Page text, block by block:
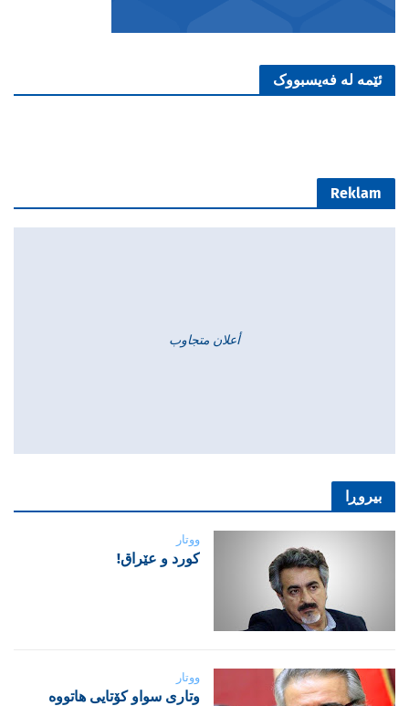
ئێمە لە فەیسبووک
Reklam
أعلان متجاوب
بیروڕا
ووتار
‌كورد و عێراق!
ووتار
‌وتاری سواو کۆتایی هاتووە